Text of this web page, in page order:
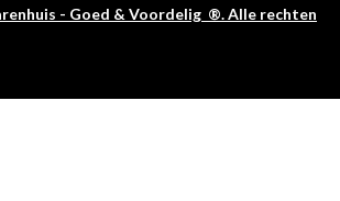
- Goed & Voordelig ®. Alle rechten